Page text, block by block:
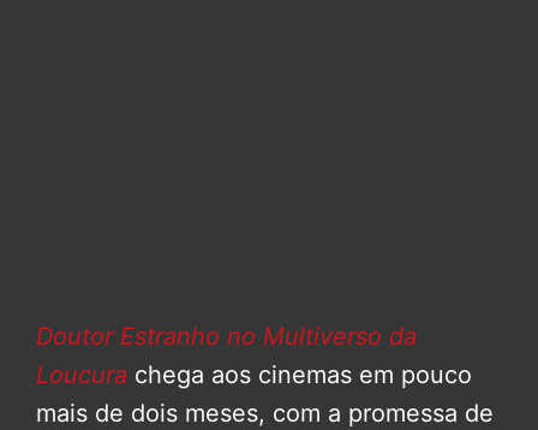
Doutor Estranho no Multiverso da
Loucura chega aos cinemas em pouco
mais de dois meses, com a promessa de